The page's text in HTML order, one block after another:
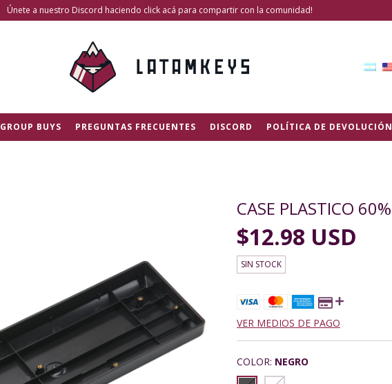
Únete a nuestro Discord haciendo click acá para compartir con la comunidad!
GROUP BUYS PREGUNTAS FRECUENTES DISCORD POLÍTICA DE DEVOLUCIÓN
CASE PLASTICO 60%
$12.98 USD
SIN STOCK
VER MEDIOS DE PAGO
COLOR: NEGRO